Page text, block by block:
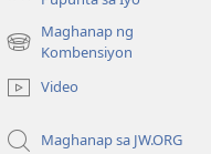
Maghanap ng
Kombensiyon
(may
na
window)
Video
Maghanap sa JW.ORG